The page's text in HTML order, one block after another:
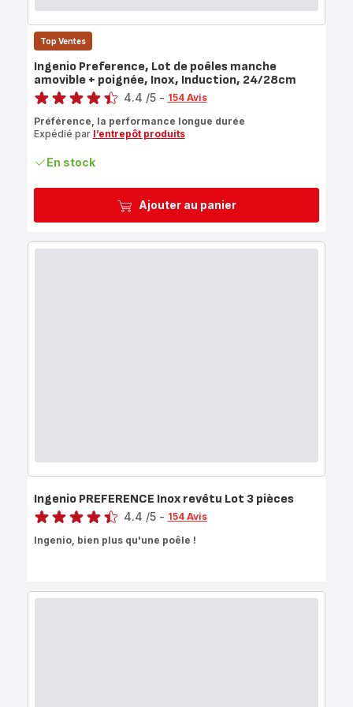
Ajouter au panier
Top Ventes
Ingenio Preference, Lot de poêles manche
amovible + poignée, Inox, Induction, 24/28cm
Note
4.4 /5 - 154 Avis
Préférence, la performance longue durée
Expédié par l’entrepôt produits
En stock
Ingenio PREFERENCE Inox revêtu Lot 3 pièces
Note
4.4 /5 - 154 Avis
Ingenio, bien plus qu'une poêle !